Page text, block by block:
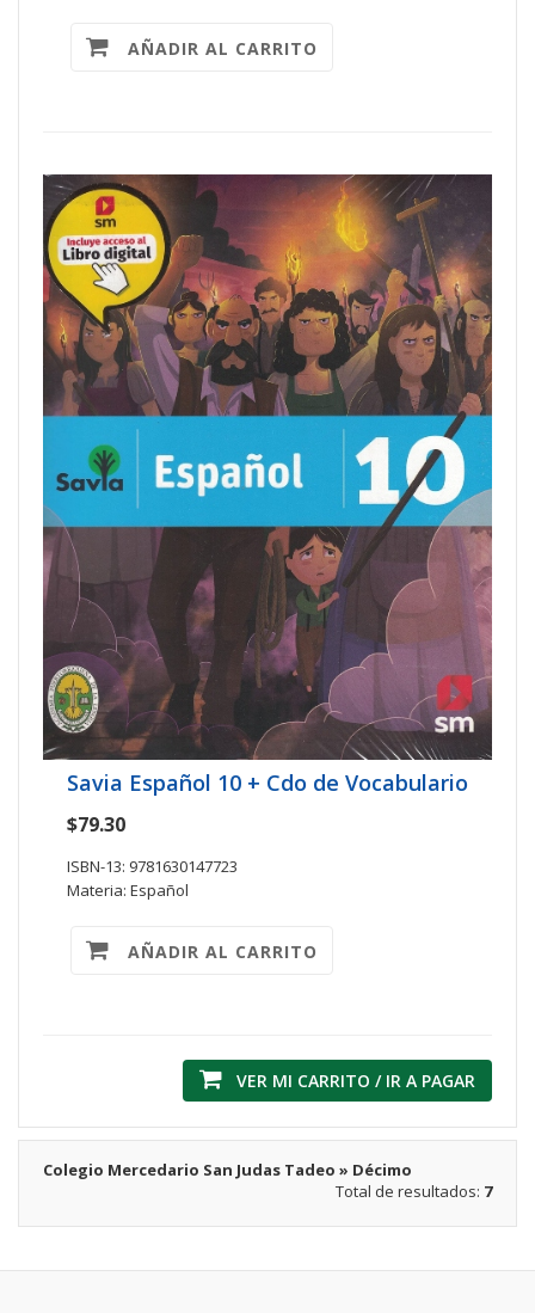
AÑADIR AL CARRITO
Savia Español 10 + Cdo de Vocabulario
$79.30
ISBN-13: 9781630147723
Materia: Español
AÑADIR AL CARRITO
VER MI CARRITO / IR A PAGAR
Colegio Mercedario San Judas Tadeo » Décimo
Total de resultados: 7